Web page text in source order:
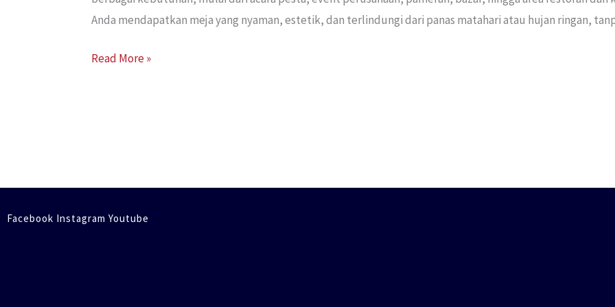
Anda mendapatkan meja yang nyaman, estetik, dan terlindungi dari panas matahari atau hujan ringan,
Read More »
Facebook Instagram Youtube